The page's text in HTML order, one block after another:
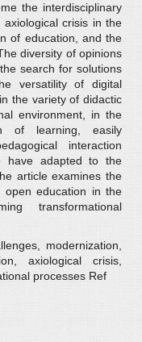
the interdisciplinary
crisis in the
of education, and the
diversity of opinions
search for solutions
versatility of digital
the variety of didactic
environment, in the
of learning, easily
interaction
have adapted to the
article examines the
open education in the
transformational
modernization,
axiological crisis,
processes Ref